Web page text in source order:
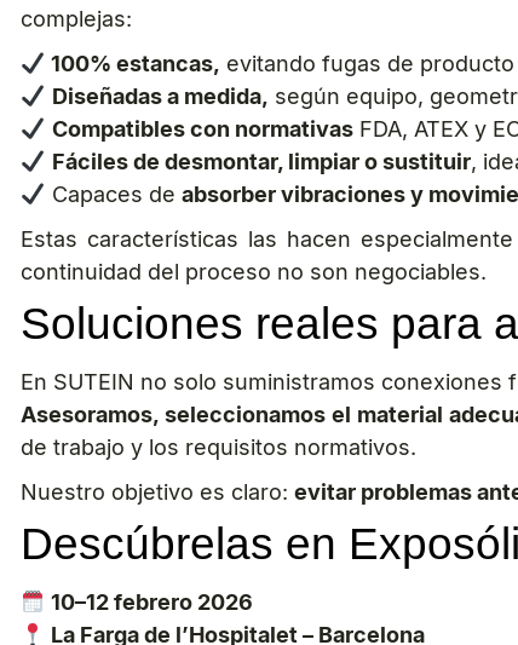
complejas:
100% estancas, evitando fugas de producto
Diseñadas a medida, según equipo,
Compatibles con normativasFDA, ATEX y
Fáciles de desmontar, limpiar o sustituir,
Capaces de absorber vibraciones y
Estas características las hacen
continuidad del proceso no son negociables.
Soluciones reales para
En SUTEIN no solo suministramos conexiones
Asesoramos, seleccionamos el material
de trabajo y los requisitos normativos.
Nuestro objetivo es claro: evitar problemas
Descúbrelas en
10–12 febrero 2026
La Farga de l’Hospitalet – Barcelona